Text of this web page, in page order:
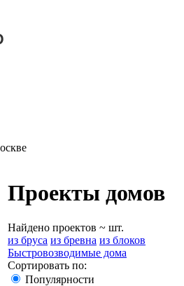
Проекты домов
Найдено проектов ~ шт.
из бруса из бревна из блоков
Быстровозводимые дома
Сортировать по:
Популярности